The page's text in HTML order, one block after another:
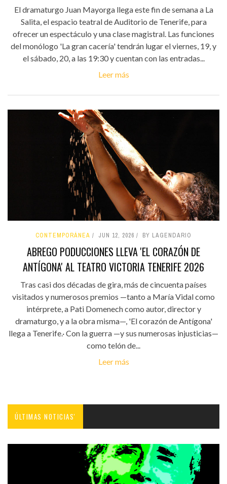
El dramaturgo Juan Mayorga llega este fin de semana a La
Salita, el espacio teatral de Auditorio de Tenerife, para
ofrecer un espectáculo y una clase magistral. Las funciones
del monólogo 'La gran cacería' tendrán lugar el viernes, 19, y
el sábado, 20, a las 19:30 y cuentan con las entradas...
Leer más
CONTEMPORÁNEA JUN 12, 2026 BY LAGENDARIO
ABREGO PODUCCIONES LLEVA 'EL CORAZÓN DE
ANTÍGONA' AL TEATRO VICTORIA TENERIFE 2026
Tras casi dos décadas de gira, más de cincuenta países
visitados y numerosos premios —tanto a María Vidal como
intérprete, a Pati Domenech como autor, director y
dramaturgo, y a la obra misma—, 'El corazón de Antígona'
llega a Tenerife.· Con la guerra —y sus numerosas injusticias—
como telón de...
Leer más
ÚLTIMAS NOTICIAS'